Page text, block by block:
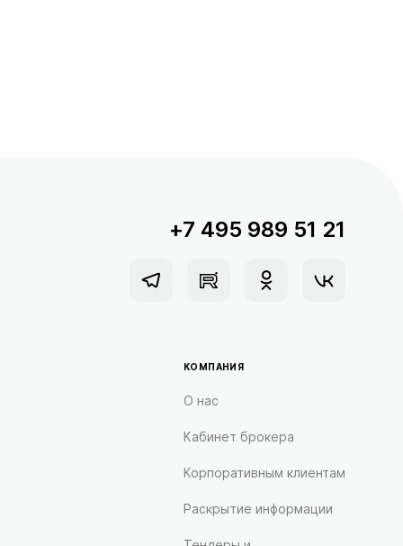
+7 495 989 51 21
КОМПАНИЯ
О нас
Кабинет брокера
Корпоративным клиентам
Раскрытие информации